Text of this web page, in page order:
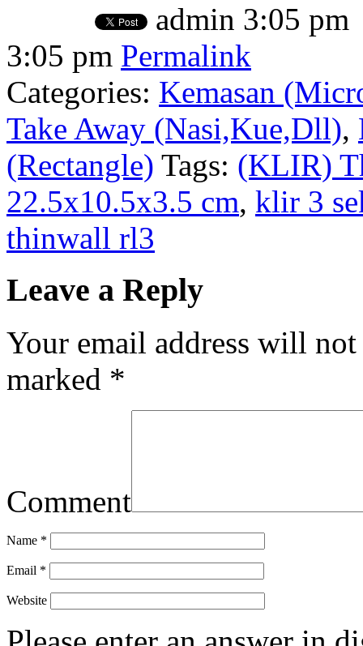
admin 3:05 pm
3:05 pm Permalink
Categories: Kemasan
Take Away (Nasi,Kue,Dll),
(Rectangle) Tags: (KLIR)
22.5x10.5x3.5 cm, klir 3
thinwall rl3
Leave a Reply
Your email address will
marked *
Comment
Name *
Email *
Website